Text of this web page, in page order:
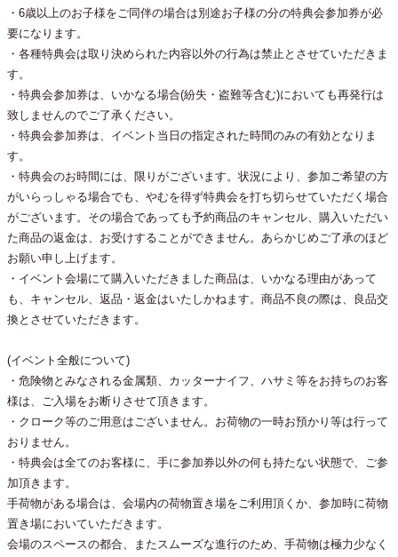
・6歳以上のお子様をご同伴の場合は別途お子様の分の特典会参加券が必
要になります。
・各種特典会は取り決められた内容以外の行為は禁止とさせていただきま
す。
・特典会参加券は、いかなる場合(紛失・盗難等含む)においても再発行は
致しませんのでご了承ください。
・特典会参加券は、イベント当日の指定された時間のみの有効となりま
す。
・特典会のお時間には、限りがございます。状況により、参加ご希望の方
がいらっしゃる場合でも、やむを得ず特典会を打ち切らせていただく場合
がございます。その場合であっても予約商品のキャンセル、購入いただい
た商品の返金は、お受けすることができません。あらかじめご了承のほど
お願い申し上げます。
・イベント会場にて購入いただきました商品は、いかなる理由があって
も、キャンセル、返品・返金はいたしかねます。商品不良の際は、良品交
換とさせていただきます。
(イベント全般について)
・危険物とみなされる金属類、カッターナイフ、ハサミ等をお持ちのお客
様は、ご入場をお断りさせて頂きます。
・クローク等のご用意はございません。お荷物の一時お預かり等は行って
おりません。
・特典会は全てのお客様に、手に参加券以外の何も持たない状態で、ご参
加頂きます。
手荷物がある場合は、会場内の荷物置き場をご利用頂くか、参加時に荷物
置き場においていただきます。
会場のスペースの都合、またスムーズな進行のため、手荷物は極力少なく